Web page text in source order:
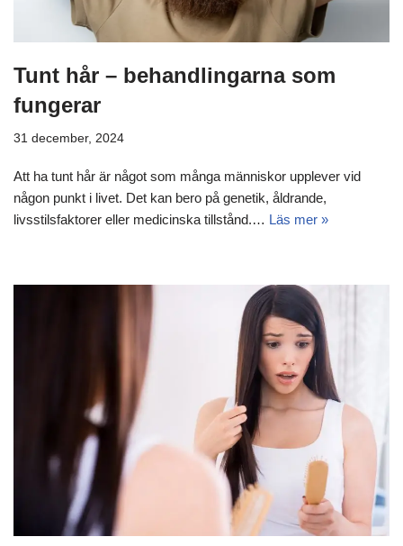
Tunt hår – behandlingarna som
fungerar
31 december, 2024
Att ha tunt hår är något som många människor upplever vid
någon punkt i livet. Det kan bero på genetik, åldrande,
livsstilsfaktorer eller medicinska tillstånd.… Läs mer »